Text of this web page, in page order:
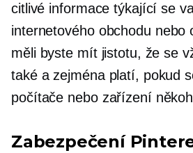
citlivé informace týkající se
internetového obchodu nebo
měli byste mít jistotu, že se
také a zejména platí, pokud
počítače nebo zařízení
Zabezpečení